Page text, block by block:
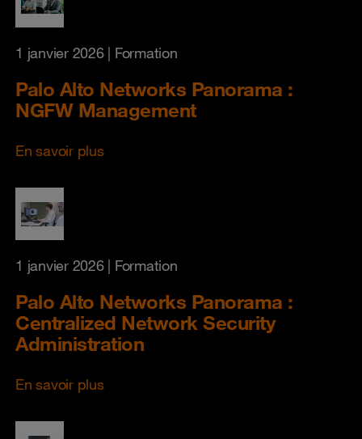
1 janvier 2026| Formation
Palo Alto Networks Panorama :
NGFW Management
En savoir plus
1 janvier 2026| Formation
Palo Alto Networks Panorama :
Centralized Network Security
Administration
En savoir plus